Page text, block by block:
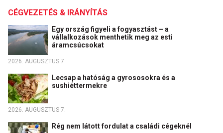
CÉGVEZETÉS & IRÁNYÍTÁS
Egy ország figyeli a fogyasztást – a
vállalkozások menthetik meg az esti
áramcsúcsokat
2026. AUGUSZTUS 7.
Lecsap a hatóság a gyrososokra és a
sushiéttermekre
2026. AUGUSZTUS 7.
Rég nem látott fordulat a családi cégeknél